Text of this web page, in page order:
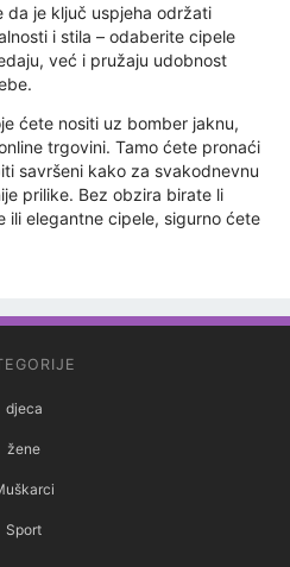
da je ključ uspjeha održati
i stila – odaberite cipele
već i pružaju udobnost
ćete nositi uz bomber jaknu,
trgovini. Tamo ćete pronaći
savršeni kako za svakodnevnu
prilike. Bez obzira birate li
ili elegantne cipele, sigurno ćete
djeca
žene
Sport